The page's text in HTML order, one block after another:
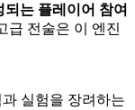
는 플레이어 참여
급 전술은 이 엔진
실험을 장려하는